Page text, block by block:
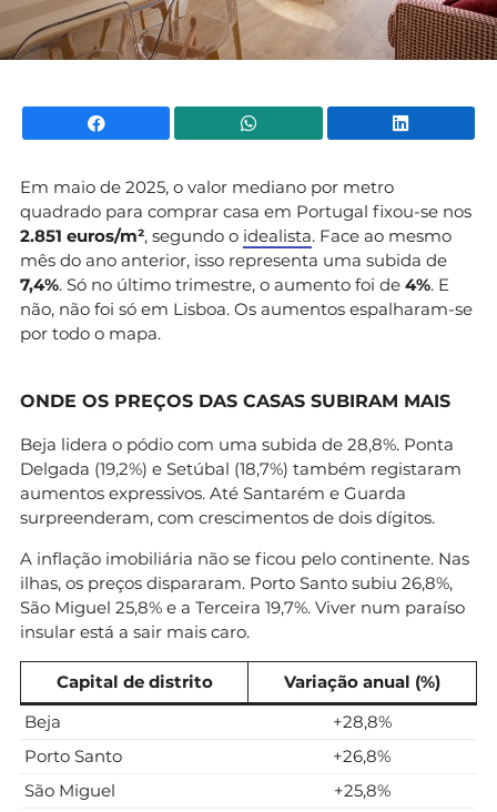
Facebook WhatsApp
Em maio de 2025, o valor mediano por metro
quadrado para comprar casa em Portugal fixou-se nos
2.851 euros/m², segundo o idealista. Face ao mesmo
mês do ano anterior, isso representa uma subida de
7,4%. Só no último trimestre, o aumento foi de 4%. E
não, não foi só em Lisboa. Os aumentos espalharam-se
por todo o mapa.
ONDE OS PREÇOS DAS CASAS SUBIRAM MAIS
Beja lidera o pódio com uma subida de 28,8%. Ponta
Delgada (19,2%) e Setúbal (18,7%) também registaram
aumentos expressivos. Até Santarém e Guarda
surpreenderam, com crescimentos de dois dígitos.
A inflação imobiliária não se ficou pelo continente. Nas
ilhas, os preços dispararam. Porto Santo subiu 26,8%,
São Miguel 25,8% e a Terceira 19,7%. Viver num paraíso
insular está a sair mais caro.
Capital de distrito
Variação anual (%)
Beja
+28,8%
Porto Santo
+26,8%
São Miguel
+25,8%